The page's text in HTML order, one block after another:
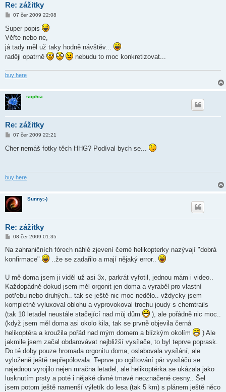
Re: zážitky
P
í
s
p
ě
v
e
07 čer 2009 22:08
Super popis
Věřte nebo ne,
já tady měl už taky hodně návštěv...
raději opatrně
nebudu to moc konkretizovat...
buy here
sophia
Re: zážitky
P
í
s
e
07 čer 2009 22:21
Cher nemáš fotky těch HHG? Podíval bych se...
buy here
Sunny:-)
Re: zážitky
P
í
p
e
k
08 čer 2009 01:35
Na zahraničních fórech náhlé zjevení černé helikopterky nazývají "dobrá
konfirmace"
..že se zadařilo a mají nějaký error..
U mě doma jsem ji viděl už asi 3x, parkrát vyfotil, jednou mám i video..
Každopádně dokud jsem měl orgonit jen doma a vyraběl pro vlastní
potřebu nebo druhých.. tak se ještě nic moc nedělo.. vždycky jsem
kompletně vyluxoval oblohu a vyprovokoval trochu joudy s chemtrails
(tak 10 letadel neustále stačející nad můj dům
), ale pořádně nic moc..
(když jsem měl doma asi okolo kila, tak se prvně objevila černá
helikoptéra a kroužila pořád nad mým domem a blízkým okolím
) Ale
jakmile jsem začal obdarovávat nejbližší vysílače, to byl teprve poprask.
Do té doby pouze hromada orgonitu doma, oslabovala vysílání, ale
vyloženě ještě nepřepólovala. Teprve po ogiftování pár vysíláčů se
najednou vyrojilo nejen mračna letadel, ale helikoptérka se ukázala jako
lusknutím prsty a poté i nějaké divné tmavé neoznačené cesny.. Šel
jsem potom ještě namenší výletík do lesa (tak 5 km) s plánem ještě něco